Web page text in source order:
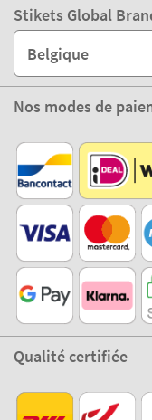
Stikets Global
Belgique
Nos modes de
Qualité certifiée